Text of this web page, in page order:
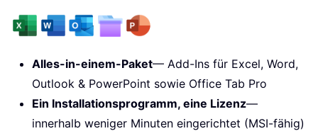
Alles-in-einem-Paket— Add-Ins für Excel, Word,
Outlook & PowerPoint sowie Office Tab Pro
Ein Installationsprogramm, eine Lizenz—
innerhalb weniger Minuten eingerichtet (MSI-fähig)